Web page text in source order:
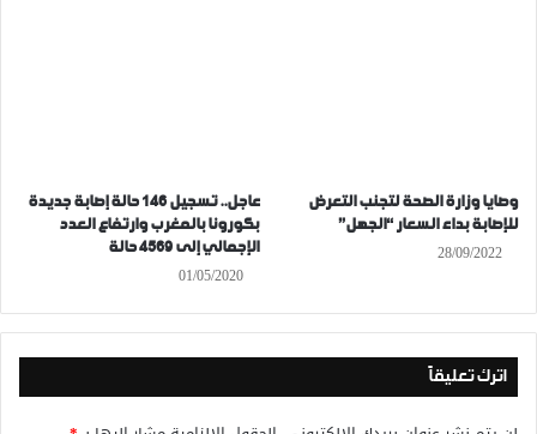
وصايا وزارة الصحة لتجنب التعرض
للإصابة بداء السعار “الجهل”
28/09/2022
عاجل.. تسجيل 146 حالة إصابة جديدة
بكورونا بالمغرب وارتفاع العدد
الإجمالي إلى 4569 حالة
01/05/2020
اترك تعليقاً